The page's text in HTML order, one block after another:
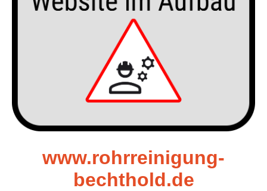
www.rohrreinigung-
bechthold.de